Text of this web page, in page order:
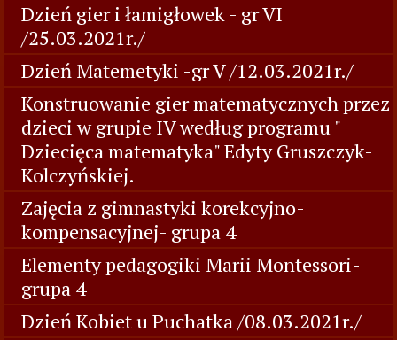
Dzień gier i łamigłowek - gr VI
/25.03.2021r./
Dzień Matemetyki -gr V /12.03.2021r./
Konstruowanie gier matematycznych przez
dzieci w grupie IV według programu "
Dziecięca matematyka" Edyty Gruszczyk-
Kolczyńskiej.
Zajęcia z gimnastyki korekcyjno-
kompensacyjnej- grupa 4
Elementy pedagogiki Marii Montessori-
grupa 4
Dzień Kobiet u Puchatka /08.03.2021r./